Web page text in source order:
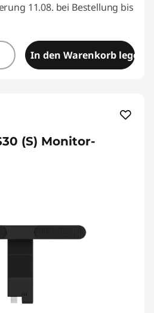
11.08. bei Bestellung bis
In den Warenkorb legen
(S) Monitor-